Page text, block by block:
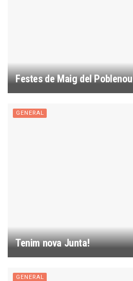
Festes de Maig del Poblenou
GENERAL
Tenim nova Junta!
GENERAL